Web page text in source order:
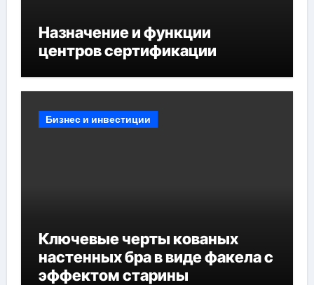
Назначение и функции
центров сертификации
Бизнес и инвестиции
Ключевые черты кованых
настенных бра в виде факела с
эффектом старины